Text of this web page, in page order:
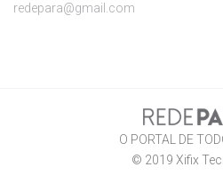
redepara@gmail.com
O PORTAL DE
© 2019 Xifix